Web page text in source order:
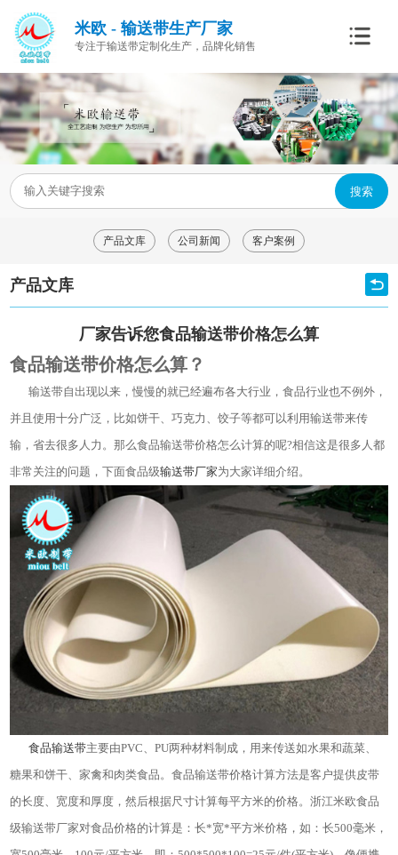
米欧 - 输送带生产厂家
专注于输送带定制化生产，品牌化销售
搜索
产品文库 公司新闻 客户案例
产品文库
厂家告诉您食品输送带价格怎么算
食品输送带价格怎么算？
输送带自出现以来，慢慢的就已经遍布各大行业，食品行业也不例外，
并且使用十分广泛，比如饼干、巧克力、饺子等都可以利用输送带来传
输，省去很多人力。那么食品输送带价格怎么计算的呢?相信这是很多人都
非常关注的问题，下面食品级输送带厂家为大家详细介绍。
食品输送带主要由PVC、PU两种材料制成，用来传送如水果和蔬菜、
糖果和饼干、家禽和肉类食品。食品输送带价格计算方法是客户提供皮带
的长度、宽度和厚度，然后根据尺寸计算每平方米的价格。浙江米欧食品
级输送带厂家对食品价格的计算是：长*宽*平方米价格，如：长500毫米，